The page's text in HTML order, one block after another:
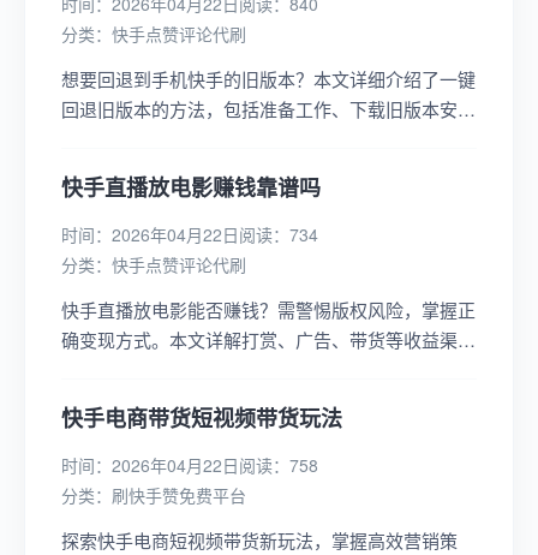
分类： 快手点赞评论代刷
想要回退到手机快手的旧版本？本文详细介绍了一键
回退旧版本的方法，包括准备工作、下载旧版本安装
快手直播放电影赚钱靠谱吗
时间：2026年04月22日阅读：734
分类： 快手点赞评论代刷
快手直播放电影能否赚钱？需警惕版权风险，掌握正
确变现方式。本文详解打赏、广告、带货等收益渠
快手电商带货短视频带货玩法
时间：2026年04月22日阅读：758
分类： 刷快手赞免费平台
探索快手电商短视频带货新玩法，掌握高效营销策